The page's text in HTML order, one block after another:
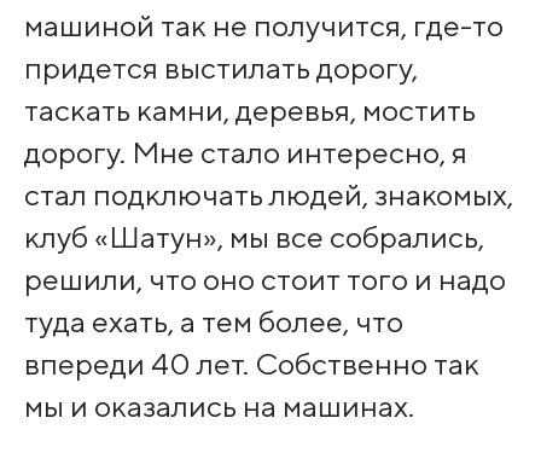
машиной так не получится, где-то
придется выстилать дорогу,
таскать камни, деревья, мостить
дорогу. Мне стало интересно, я
стал подключать людей, знакомых,
клуб «Шатун», мы все собрались,
решили, что оно стоит того и надо
туда ехать, а тем более, что
впереди 40 лет. Собственно так
мы и оказались на машинах.